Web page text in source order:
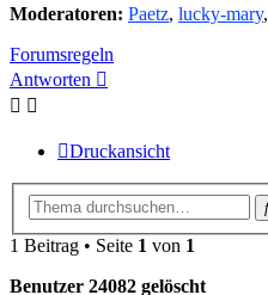
Moderatoren: Paetz, lucky-mary,
Forumsregeln
Antworten
Druckansicht
1 Beitrag • Seite 1 von 1
Benutzer 24082 gelöscht